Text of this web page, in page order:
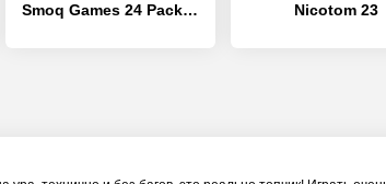
Smoq Games 24 Pack Opener Nicotom 23